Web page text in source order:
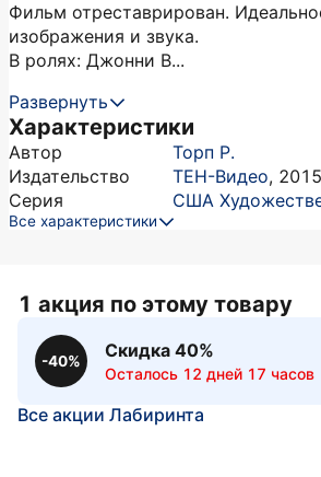
Фильм отреставрирован.
изображения и звука.
В ролях: Джонни В...
Развернуть
Характеристики
Автор
Торп Р.
Издательство
ТЕН-Видео, 2015
Серия
США
Все характеристики
1 акция по этому товару
-40%
Скидка 40%
Осталось 12 дней 17 часов
Все акции Лабиринта